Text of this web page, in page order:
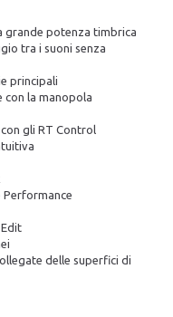
grande potenza timbrica
tra i suoni senza
principali
con la manopola
gli RT Control
Performance
delle superfici di